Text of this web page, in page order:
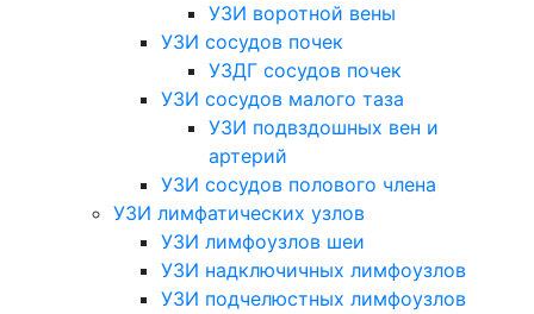
УЗИ воротной вены
УЗИ сосудов почек
УЗДГ сосудов почек
УЗИ сосудов малого таза
УЗИ подвздошных вен и
артерий
УЗИ сосудов полового члена
УЗИ лимфатических узлов
УЗИ лимфоузлов шеи
УЗИ надключичных лимфоузлов
УЗИ подчелюстных лимфоузлов